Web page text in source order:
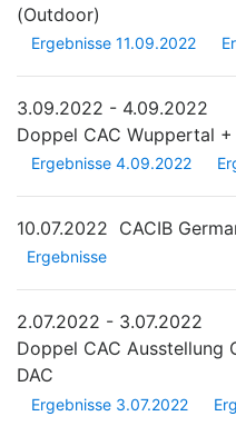
(Outdoor)
Ergebnisse 11.09.2022
3.09.2022 - 4.09.2022
Doppel CAC Wuppertal
Ergebnisse 4.09.2022
10.07.2022 CACIB
Ergebnisse
2.07.2022 - 3.07.2022
Doppel CAC Ausstellung
DAC
Ergebnisse 3.07.2022